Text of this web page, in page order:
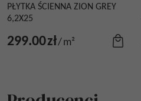
PŁYTKA ŚCIENNA ZION GREY
6,2X25
299.00zł/m²